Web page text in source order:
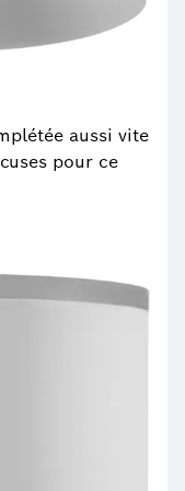
aussi vite
pour ce